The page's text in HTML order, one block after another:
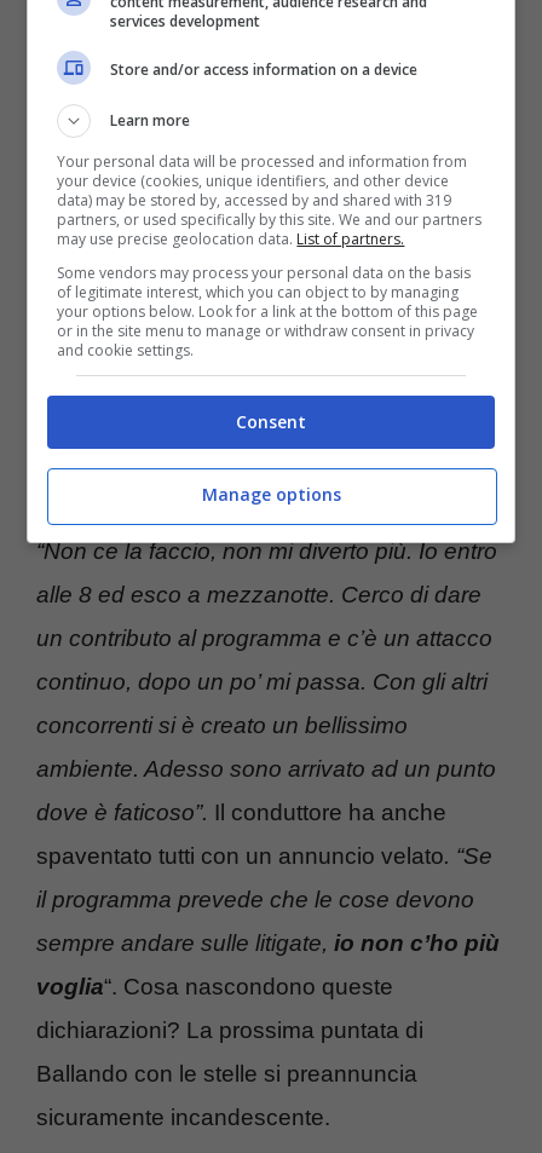
Teo Mammuccari è stato sicuramente il
nome a sorpresa dell’attuale edizione di
“Ballando”. Lo storico volto di Mediaset, in
realtà, ha dimostrato di cavarsela con il ballo
e in ogni puntata sta stupendo gli italiani.
Con la giuria, tuttavia, c’è un rapporto assai
complicato: l’ex conduttore de ‘Le Iene’ litiga
continuamente con Selvaggia Lucarelli. A
vuotare il sacco e ha spiazzato i presenti con
rivelazioni sorprendenti.
“Non ce la faccio, non mi diverto più. Io entro
alle 8 ed esco a mezzanotte. Cerco di dare
un contributo al programma e c’è un attacco
continuo, dopo un po’ mi passa. Con gli altri
concorrenti si è creato un bellissimo
ambiente. Adesso sono arrivato ad un punto
dove è faticoso”. Il conduttore ha anche
spaventato tutti con un annuncio velato. “Se
il programma prevede che le cose devono
sempre andare sulle litigate, io non c’ho più
voglia“. Cosa nascondono queste
dichiarazioni? La prossima puntata di
Ballando con le stelle si preannuncia
sicuramente incandescente.
services development
Store and/or access information on a device
Learn more
Your personal data will be processed and information from
your device (cookies, unique identifiers, and other device
data) may be stored by, accessed by and shared with 319
partners, or used specifically by this site. We and our partners
may use precise geolocation data. List of partners.
Some vendors may process your personal data on the basis
of legitimate interest, which you can object to by managing
your options below. Look for a link at the bottom of this page
or in the site menu to manage or withdraw consent in privacy
and cookie settings.
Consent
Manage options